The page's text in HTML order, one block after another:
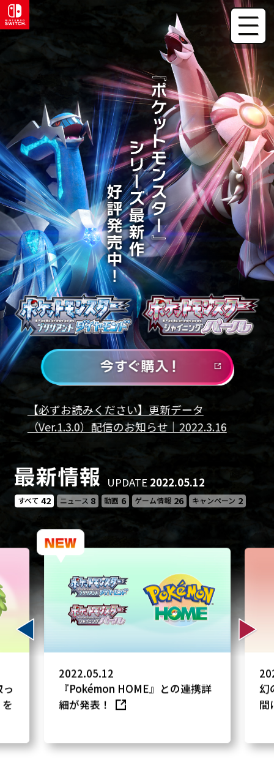
【必ずお読みください】更新データ
（Ver.1.3.0）配信のお知らせ｜2022.3.16
UPDATE 2022.05.12
すべて 42 ニュース 8 動画 6 ゲーム情報 26 キャンペーン 2
2022.05.12
『Pokémon HOME』との連携詳
細が発表！
幻
間